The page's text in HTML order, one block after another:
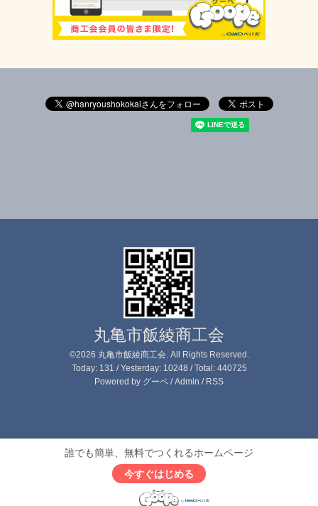
丸亀市飯綾商工会
©2026 丸亀市飯綾商工会. All Rights Reserved.
Today: 131 / Yesterday: 10248 / Total: 440725
Powered by グーペ /Admin / RSS
誰でも簡単、無料でつくれるホームページ
今すぐはじめる